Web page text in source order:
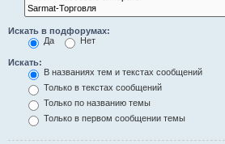
Искать в подфорумах:
Да
Нет
Искать:
В названиях тем и текстах сообщений
Только в текстах сообщений
Только по названию темы
Только в первом сообщении темы